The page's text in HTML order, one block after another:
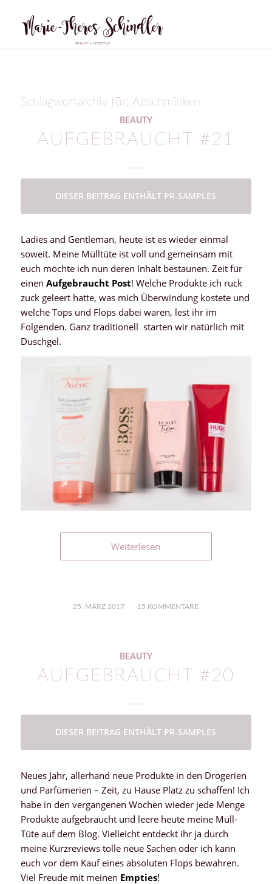
Schlagwortarchiv für: Abschminken
BEAUTY
AUFGEBRAUCHT #21
DIESER BEITRAG ENTHÄLT PR-SAMPLES
Ladies and Gentleman, heute ist es wieder einmal
soweit. Meine Mülltüte ist voll und gemeinsam mit
euch möchte ich nun deren Inhalt bestaunen. Zeit für
einen Aufgebraucht Post! Welche Produkte ich ruck
zuck geleert hatte, was mich Überwindung kostete und
welche Tops und Flops dabei waren, lest ihr im
Folgenden. Ganz traditionell starten wir natürlich mit
Duschgel.
Weiterlesen
25. MÄRZ 2017
/ 15 KOMMENTARE
BEAUTY
AUFGEBRAUCHT #20
DIESER BEITRAG ENTHÄLT PR-SAMPLES
Neues Jahr, allerhand neue Produkte in den Drogerien
und Parfümerien – Zeit, zu Hause Platz zu schaffen! Ich
habe in den vergangenen Wochen wieder jede Menge
Produkte aufgebraucht und leere heute meine Müll-
Tüte auf dem Blog. Vielleicht entdeckt ihr ja durch
meine Kurzreviews tolle neue Sachen oder ich kann
euch vor dem Kauf eines absoluten Flops bewahren.
Viel Freude mit meinen Empties!